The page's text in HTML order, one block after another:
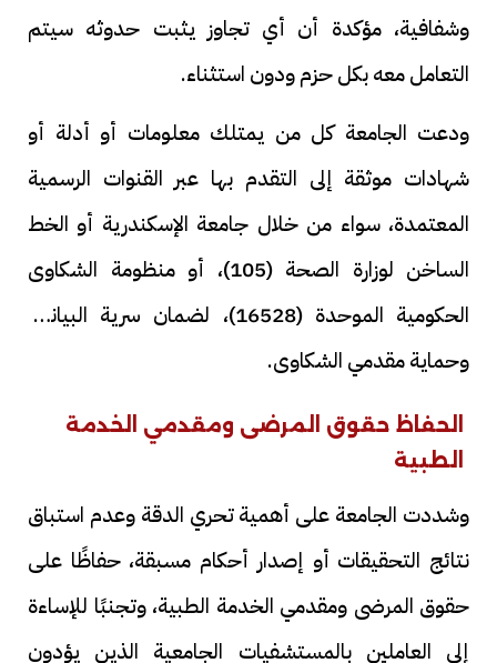
وشفافية، مؤكدة أن أي تجاوز يثبت حدوثه سيتم
التعامل معه بكل حزم ودون استثناء.
ودعت الجامعة كل من يمتلك معلومات أو أدلة أو
شهادات موثقة إلى التقدم بها عبر القنوات الرسمية
المعتمدة، سواء من خلال جامعة الإسكندرية أو الخط
الساخن لوزارة الصحة (105)، أو منظومة الشكاوى
الحكومية الموحدة (16528)، لضمان سرية البيانات
وحماية مقدمي الشكاوى.
الحفاظ حقوق المرضى ومقدمي الخدمة
الطبية
وشددت الجامعة على أهمية تحري الدقة وعدم استباق
نتائج التحقيقات أو إصدار أحكام مسبقة، حفاظًا على
حقوق المرضى ومقدمي الخدمة الطبية، وتجنبًا للإساءة
إلى العاملين بالمستشفيات الجامعية الذين يؤدون